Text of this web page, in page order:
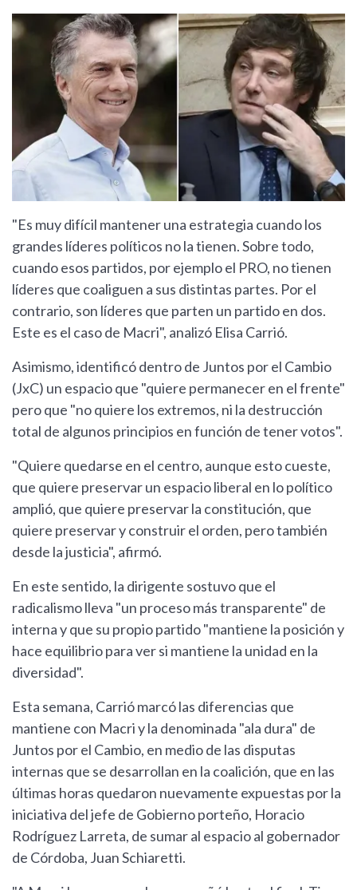
"Es muy difícil mantener una estrategia cuando los
grandes líderes políticos no la tienen. Sobre todo,
cuando esos partidos, por ejemplo el PRO, no tienen
líderes que coaliguen a sus distintas partes. Por el
contrario, son líderes que parten un partido en dos.
Este es el caso de Macri", analizó Elisa Carrió.
Asimismo, identificó dentro de Juntos por el Cambio
(JxC) un espacio que "quiere permanecer en el frente"
pero que "no quiere los extremos, ni la destrucción
total de algunos principios en función de tener votos".
"Quiere quedarse en el centro, aunque esto cueste,
que quiere preservar un espacio liberal en lo político
amplió, que quiere preservar la constitución, que
quiere preservar y construir el orden, pero también
desde la justicia", afirmó.
En este sentido, la dirigente sostuvo que el
radicalismo lleva "un proceso más transparente" de
interna y que su propio partido "mantiene la posición y
hace equilibrio para ver si mantiene la unidad en la
diversidad".
Esta semana, Carrió marcó las diferencias que
mantiene con Macri y la denominada "ala dura" de
Juntos por el Cambio, en medio de las disputas
internas que se desarrollan en la coalición, que en las
últimas horas quedaron nuevamente expuestas por la
iniciativa del jefe de Gobierno porteño, Horacio
Rodríguez Larreta, de sumar al espacio al gobernador
de Córdoba, Juan Schiaretti.